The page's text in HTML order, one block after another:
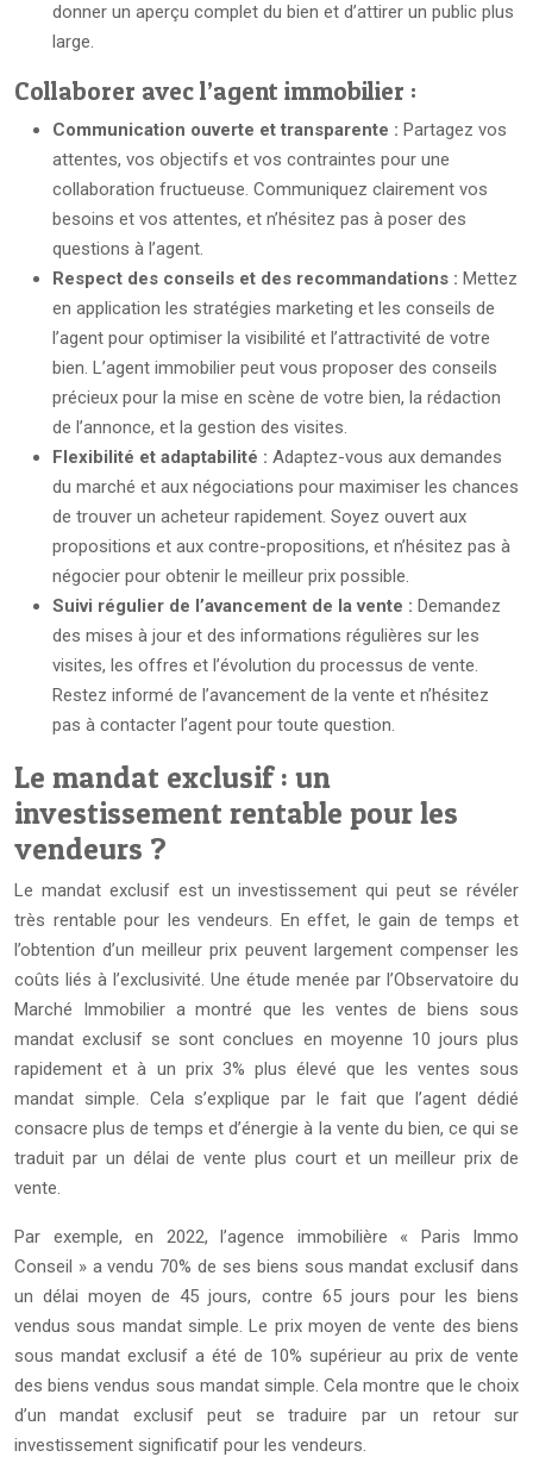
donner un aperçu complet du bien et d’attirer un public plus
large.
Collaborer avec l’agent immobilier :
Communication ouverte et transparente : Partagez vos
attentes, vos objectifs et vos contraintes pour une
collaboration fructueuse. Communiquez clairement vos
besoins et vos attentes, et n’hésitez pas à poser des
questions à l’agent.
Respect des conseils et des recommandations : Mettez
en application les stratégies marketing et les conseils de
l’agent pour optimiser la visibilité et l’attractivité de votre
bien. L’agent immobilier peut vous proposer des conseils
précieux pour la mise en scène de votre bien, la rédaction
de l’annonce, et la gestion des visites.
Flexibilité et adaptabilité : Adaptez-vous aux demandes
du marché et aux négociations pour maximiser les chances
de trouver un acheteur rapidement. Soyez ouvert aux
propositions et aux contre-propositions, et n’hésitez pas à
négocier pour obtenir le meilleur prix possible.
Suivi régulier de l’avancement de la vente : Demandez
des mises à jour et des informations régulières sur les
visites, les offres et l’évolution du processus de vente.
Restez informé de l’avancement de la vente et n’hésitez
pas à contacter l’agent pour toute question.
Le mandat exclusif : un
investissement rentable pour les
vendeurs ?
Le mandat exclusif est un investissement qui peut se révéler
très rentable pour les vendeurs. En effet, le gain de temps et
l’obtention d’un meilleur prix peuvent largement compenser les
coûts liés à l’exclusivité. Une étude menée par l’Observatoire du
Marché Immobilier a montré que les ventes de biens sous
mandat exclusif se sont conclues en moyenne 10 jours plus
rapidement et à un prix 3% plus élevé que les ventes sous
mandat simple. Cela s’explique par le fait que l’agent dédié
consacre plus de temps et d’énergie à la vente du bien, ce qui se
traduit par un délai de vente plus court et un meilleur prix de
vente.
Par exemple, en 2022, l’agence immobilière « Paris Immo
Conseil » a vendu 70% de ses biens sous mandat exclusif dans
un délai moyen de 45 jours, contre 65 jours pour les biens
vendus sous mandat simple. Le prix moyen de vente des biens
sous mandat exclusif a été de 10% supérieur au prix de vente
des biens vendus sous mandat simple. Cela montre que le choix
d’un mandat exclusif peut se traduire par un retour sur
investissement significatif pour les vendeurs.